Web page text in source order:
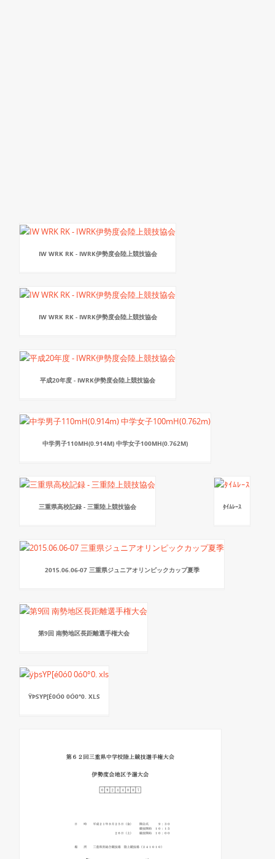
IW WRK RK - IWRK伊勢度会陸上競技協会
IW WRK RK - IWRK伊勢度会陸上競技協会
平成20年度 - IWRK伊勢度会陸上競技協会
中学男子110MH(0.914M) 中学女子100MH(0.762M)
三重県高校記録 - 三重陸上競技協会 ﾀｲﾑﾚｰｽ
2015.06.06-07 三重県ジュニアオリンピックカップ夏季
第9回 南勢地区長距離選手権大会
ŸÞSYP[É0Ó0 0Ó0°0. XLS